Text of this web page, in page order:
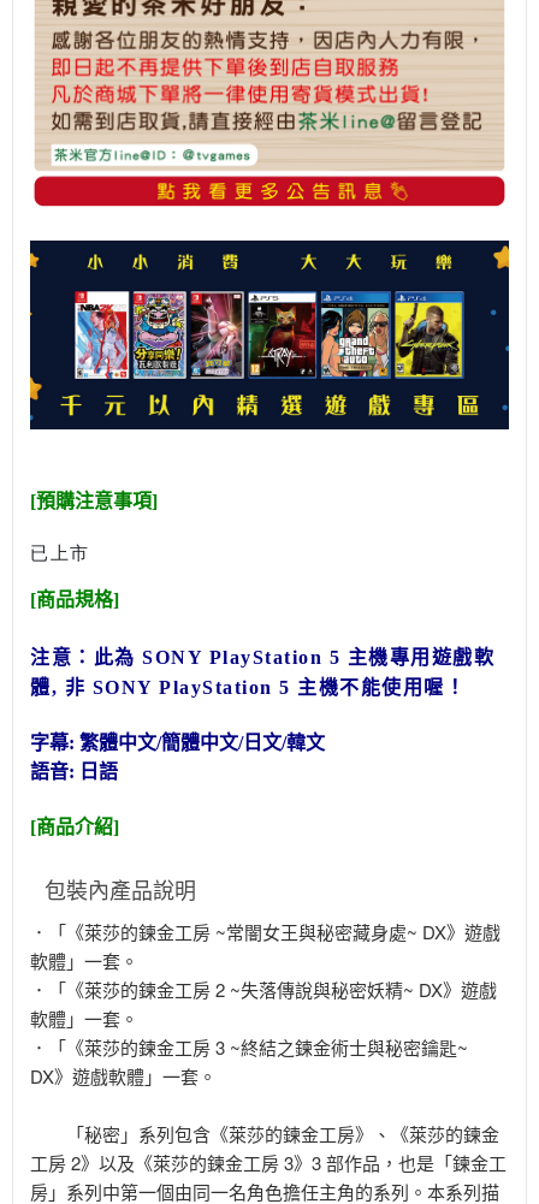
[預購注意事項]
已上市
[商品規格]
注意：此為 SONY PlayStation 5 主機專用遊戲軟
體, 非 SONY PlayStation 5 主機不能使用喔！
字幕: 繁體中文/簡體中文/日文/韓文
語音: 日語
[商品介紹]
包裝內產品說明
．「《萊莎的鍊金工房 ~常闇女王與秘密藏身處~ DX》遊戲
軟體」一套。
．「《萊莎的鍊金工房 2 ~失落傳說與秘密妖精~ DX》遊戲
軟體」一套。
．「《萊莎的鍊金工房 3 ~終結之鍊金術士與秘密鑰匙~
DX》遊戲軟體」一套。
「秘密」系列包含《萊莎的鍊金工房》、《萊莎的鍊金
工房 2》以及《萊莎的鍊金工房 3》3 部作品，也是「鍊金工
房」系列中第一個由同一名角色擔任主角的系列。本系列描